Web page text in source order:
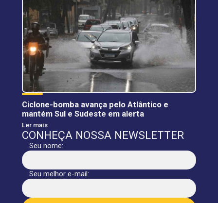
Ciclone-bomba avança pelo Atlântico e
mantém Sul e Sudeste em alerta
Ler mais
CONHEÇA NOSSA NEWSLETTER
Seu nome:
Seu melhor e-mail: